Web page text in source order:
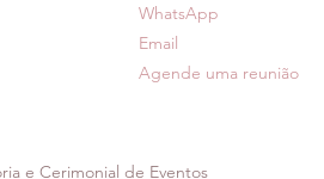
WhatsApp
Email
Agende uma reunião
e Cerimonial de Eventos